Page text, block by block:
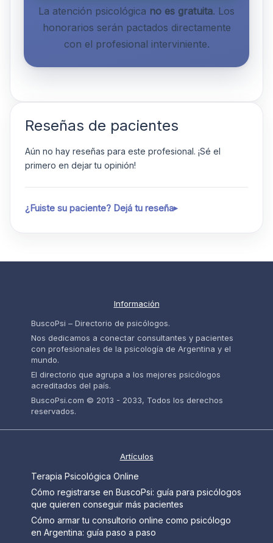
La atención psicológica no es gratuita. Los
honorarios serán pactados directamente
con el profesional interviniente.
Reseñas de pacientes
Aún no hay reseñas para este profesional. ¡Sé el
primero en dejar tu opinión!
¿Fuiste su paciente? Dejá tu reseña
Información
BuscoPsi – Directorio de psicólogos.
Nos dedicamos a conectar consultantes y pacientes
con profesionales de la psicología de Argentina y el
mundo.
El directorio que agrupa a los mejores psicólogos
acreditados del país.
BuscoPsi.com © 2013 - 2033, Todos los derechos
reservados.
Artículos
Terapia Psicológica Online
Cómo registrarse en BuscoPsi: guía para psicólogos
que quieren conseguir más pacientes
Cómo armar tu consultorio online como psicólogo
en Argentina: guía paso a paso